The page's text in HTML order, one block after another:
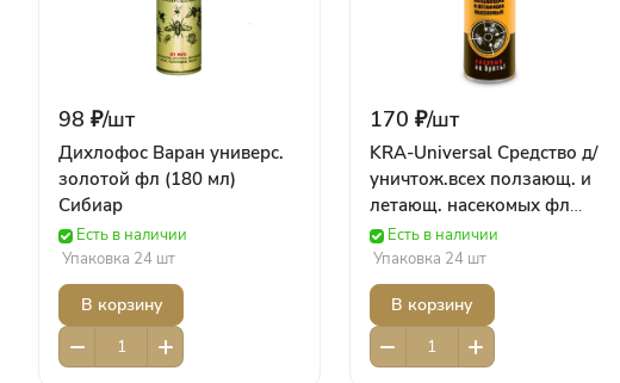
98 ₽/шт
Дихлофос Варан универс.
золотой фл (180 мл)
Сибиар
Есть в наличии
Упаковка 24 шт
В корзину
170 ₽/шт
KRA-Universal Средство д/
уничтож.всех ползающ. и
летающ. насекомых фл
(300мл) ИО52 Ваше
Хозяйство Химия
Есть в наличии
Упаковка 24 шт
В корзину